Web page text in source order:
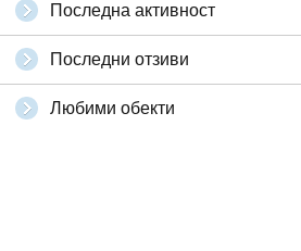
Последна активност
Последни отзиви
Любими обекти